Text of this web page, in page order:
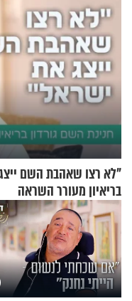
"לא רצו שאהבת השם
בריאיון מעורר השראה